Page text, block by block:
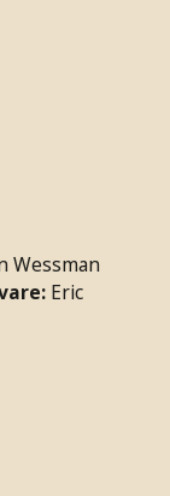
Wessman
Eric